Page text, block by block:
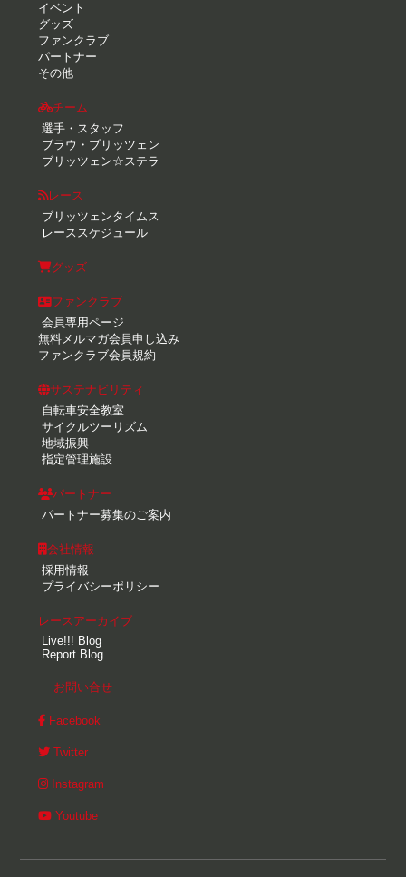
イベント
グッズ
ファンクラブ
パートナー
その他
チーム
選手・スタッフ
ブラウ・ブリッツェン
ブリッツェン☆ステラ
レース
ブリッツェンタイムス
レーススケジュール
グッズ
ファンクラブ
会員専用ページ
無料メルマガ会員申し込み
ファンクラブ会員規約
サステナビリティ
自転車安全教室
サイクルツーリズム
地域振興
指定管理施設
パートナー
パートナー募集のご案内
会社情報
採用情報
プライバシーポリシー
レースアーカイブ
Live!!! Blog
Report Blog
お問い合せ
Facebook
Twitter
Instagram
Youtube